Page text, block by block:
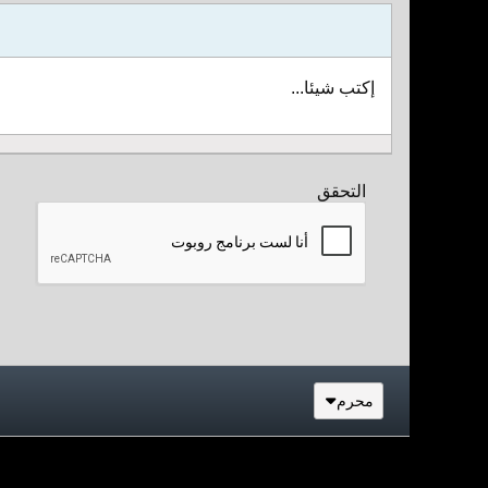
إكتب شيئا...
التحقق
محرم